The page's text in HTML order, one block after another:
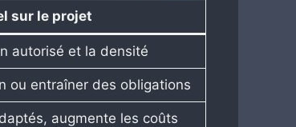
sur le projet
autorisé et la densité
ou entraîner des obligations
augmente les coûts